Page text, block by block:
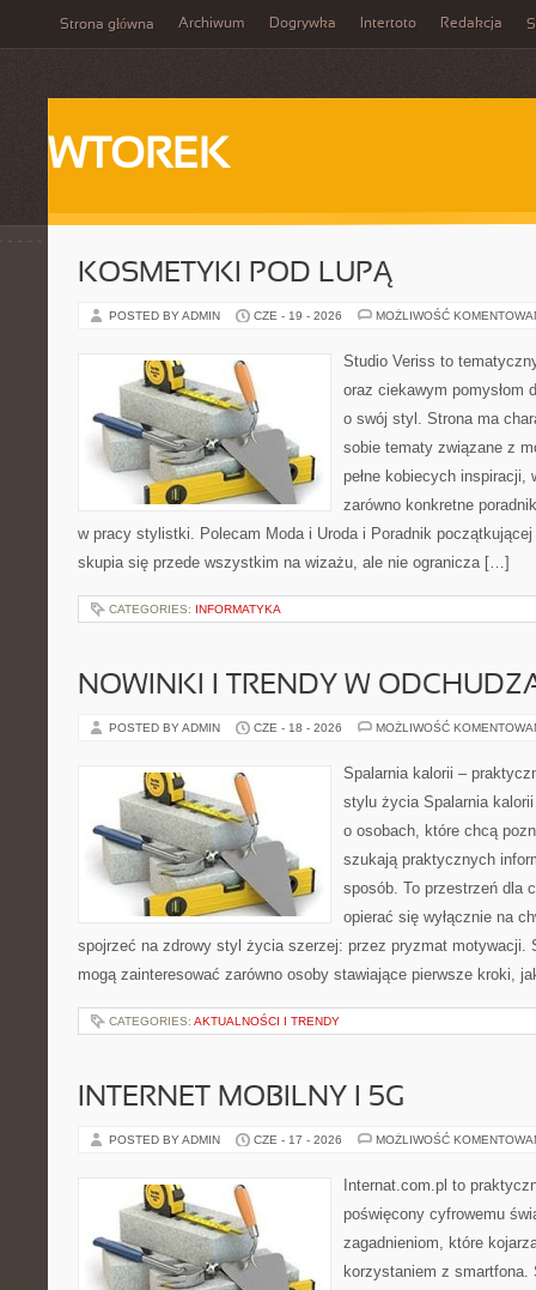
Strona główna Archiwum Dogrywka Intertoto Redakcja
WTOREK
KOSMETYKI POD LUPĄ
POSTED BY ADMIN CZE - 19 - 2026 MOŻLIWOŚĆ
Studio Veriss to
oraz ciekawym pomysłom
o swój styl. Strona ma
sobie tematy związane z
pełne kobiecych
zarówno konkretne
w pracy stylistki. Polecam Moda i Uroda i Poradnik
skupia się przede wszystkim na wizażu, ale nie ogranicza […]
CATEGORIES: INFORMATYKA
NOWINKI I TRENDY W
POSTED BY ADMIN CZE - 18 - 2026 MOŻLIWOŚĆ
Spalarnia kalorii –
stylu życia Spalarnia
o osobach, które chcą
szukają praktycznych
sposób. To przestrzeń dla
opierać się wyłącznie na
spojrzeć na zdrowy styl życia szerzej: przez pryzmat motywacji.
mogą zainteresować zarówno osoby stawiające pierwsze kroki,
CATEGORIES: AKTUALNOŚCI I TRENDY
INTERNET MOBILNY I 5G
POSTED BY ADMIN CZE - 17 - 2026 MOŻLIWOŚĆ
Internat.com.pl to
poświęcony cyfrowemu
zagadnieniom, które
korzystaniem z